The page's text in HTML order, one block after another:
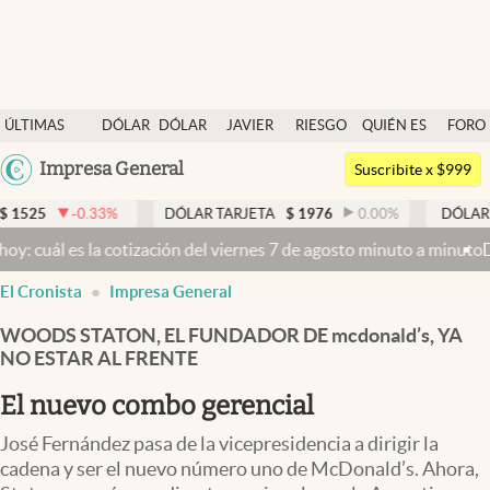
ÚLTIMAS
NOTICIAS
DÓLAR
DÓLAR
JAVIER
RIESGO
QUIÉN ES
QUIÉN
FORO
Argentina
México
Uruguay
Impresa General
Dólar
Members
Economía y Política
Finanzas y Mercados
Mercados Online
Negocios
Otras secciones
Suscribite x $999
% DÓLAR TARJETA $ 1976 0.00% DÓLAR MEP
del viernes 7 de agosto minuto a minutoDólar hoy y
El Cronista Impresa General
WOODS STATON, EL FUNDADOR DE mcdonald’s, YA
NO ESTAR AL FRENTE
El nuevo combo gerencial
José Fernández pasa de la vicepresidencia a dirigir la
cadena y ser el nuevo número uno de McDonald’s. Ahora,